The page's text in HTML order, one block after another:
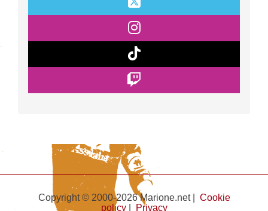
Copyright © 2000-2026 Marione.net | Cookie
policy| Privacy